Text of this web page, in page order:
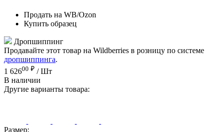
Продать на WB/Ozon
Купить образец
Дропшиппинг
Продавайте этот товар на Wildberries в розницу по системе
дропшиппинга.
1 62600 ₽ / Шт
В наличии
Другие варианты товара:
Размер: